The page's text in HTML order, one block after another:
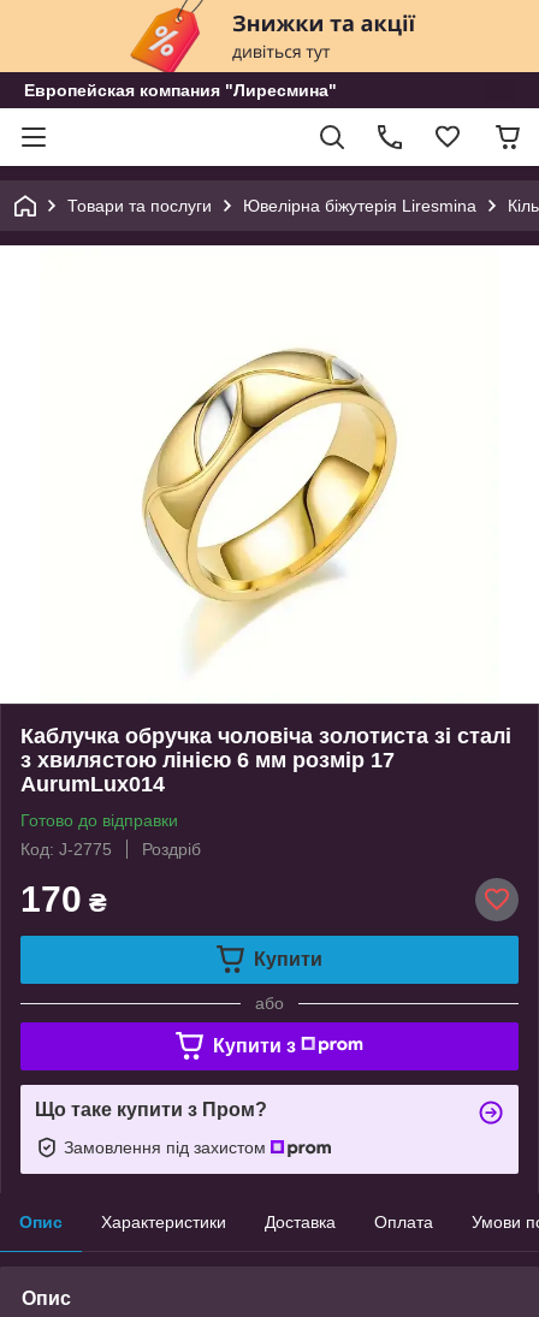
Европейская компания "Лиресмина"
Товари та послуги Ювелірна біжутерія Liresmina
Каблучка обручка чоловіча золотиста зі сталі
з хвилястою лінією 6 мм розмір 17
AurumLux014
Готово до відправки
Код: J-2775
Роздріб
170 ₴
Купити
або
Купити з
Що таке купити з Пром?
Замовлення під захистом
Опис Характеристики Доставка Оплата Умови
Опис